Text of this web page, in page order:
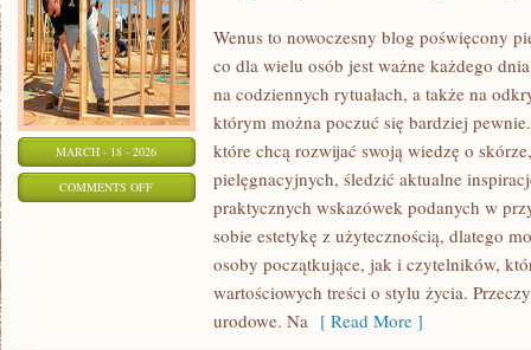
MARCH - 18 - 2026
COMMENTS OFFON
INSPIRACJE
Wenus to nowoczesny blog poświęcony
co dla wielu osób jest ważne każdego
na codziennych rytuałach, a także na
którym można poczuć się bardziej
które chcą rozwijać swoją wiedzę o
pielęgnacyjnych, śledzić aktualne
praktycznych wskazówek podanych w
sobie estetykę z użytecznością, dlatego
osoby początkujące, jak i czytelników,
wartościowych treści o stylu życia.
urodowe. Na [ Read More ]